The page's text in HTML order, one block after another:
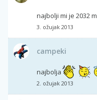
najbolji mi je 2032 m
3. ožujak 2013
campeki
najbolja
2. ožujak 2013